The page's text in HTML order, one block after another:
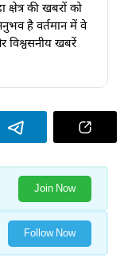
की खबरों को
है वर्तमान में वे
खबरें
Join Now
Follow Now